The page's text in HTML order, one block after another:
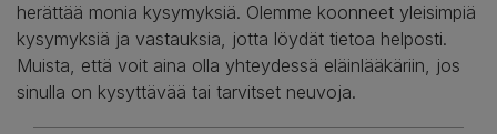
herättää monia kysymyksiä. Olemme koonneet yleisimpiä
kysymyksiä ja vastauksia, jotta löydät tietoa helposti.
Muista, että voit aina olla yhteydessä eläinlääkäriin, jos
sinulla on kysyttävää tai tarvitset neuvoja.